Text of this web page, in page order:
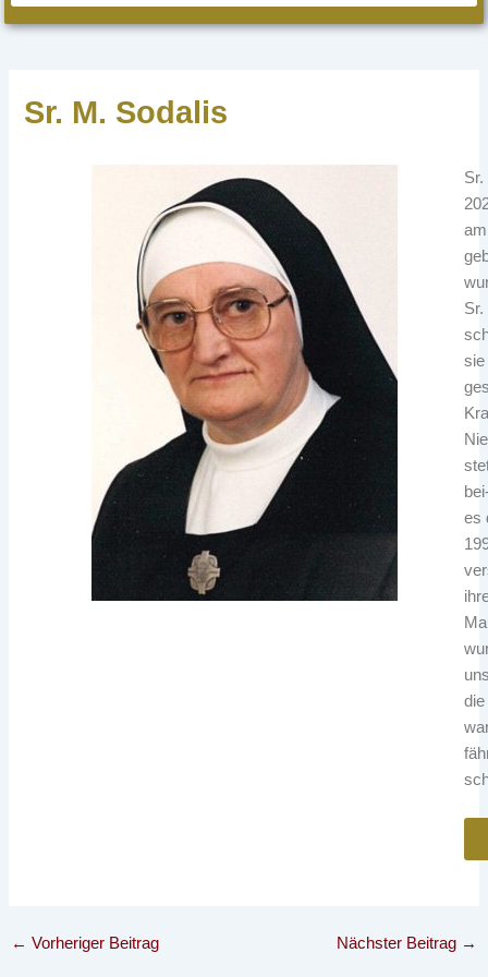
Sr. M. Sodalis
sie
es
← Vorheriger Beitrag Nächster Beitrag →